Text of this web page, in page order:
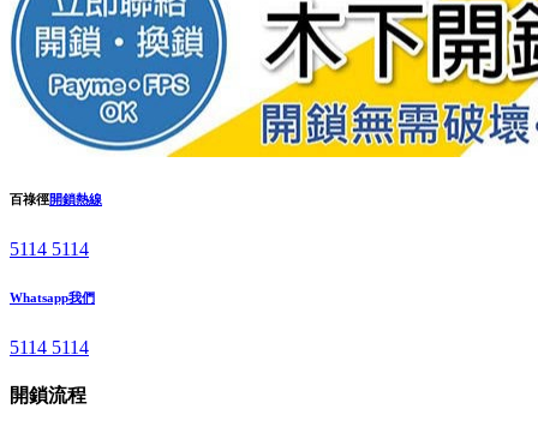
百祿徑開鎖熱線
5114 5114
Whatsapp我們
5114 5114
開鎖流程